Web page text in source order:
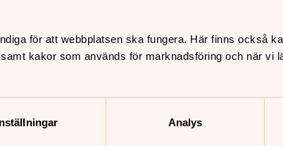
för att webbplatsen ska fungera. Här finns också
kakor som används för marknadsföring och när vi
Analys